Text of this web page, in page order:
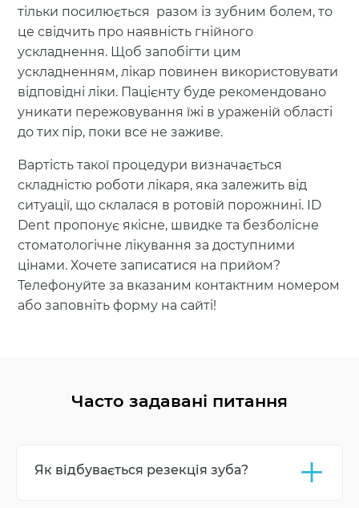
тільки посилюється разом із зубним болем, то
це свідчить про наявність гнійного
ускладнення. Щоб запобігти цим
ускладненням, лікар повинен використовувати
відповідні ліки. Пацієнту буде рекомендовано
уникати пережовування їжі в ураженій області
до тих пір, поки все не заживе.
Вартість такої процедури визначається
складністю роботи лікаря, яка залежить від
ситуації, що склалася в ротовій порожнині. ID
Dent пропонує якісне, швидке та безболісне
стоматологічне лікування за доступними
цінами. Хочете записатися на прийом?
Телефонуйте за вказаним контактним номером
або заповніть форму на сайті!
Часто задавані питання
Як відбувається резекція зуба? +